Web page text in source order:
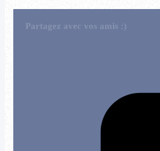
Partagez avec vos amis :)